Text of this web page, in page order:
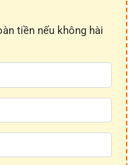
Chéo
tiền nếu không hài